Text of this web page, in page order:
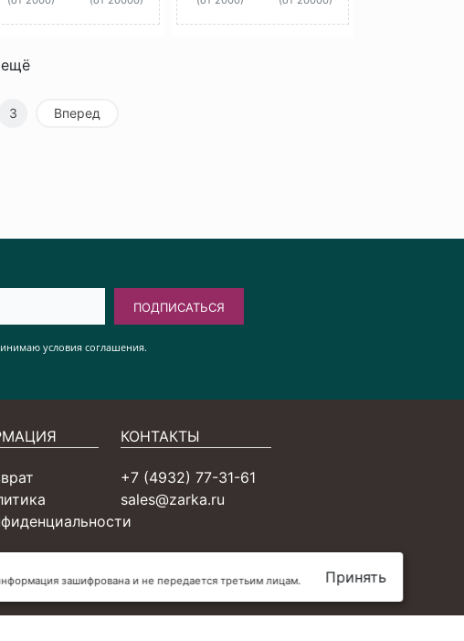
ещё
3 Вперед
ПОДПИСАТЬСЯ
условия соглашения.
КОНТАКТЫ
+7 (4932) 77-31-61
sales@zarka.ru
зашифрована и не передается третьим лицам. Принять